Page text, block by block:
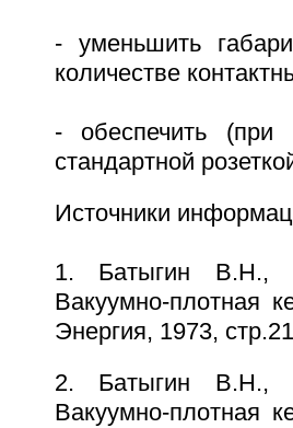
- уменьшить
количестве
- обеспечить (при
стандартной
Источники
1. Батыгин В.Н.,
Вакуумно-плотная
Энергия, 1973,
2. Батыгин В.Н.,
Вакуумно-плотная